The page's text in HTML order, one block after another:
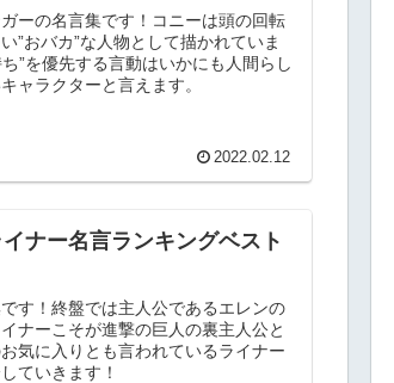
ーの名言集です！コニーは頭の回転
”おバカ”な人物として描かれていま
”を優先する言動はいかにも人間らし
ャラクターと言えます。
2022.02.12
ナー名言ランキングベスト
す！終盤では主人公であるエレンの
ナーこそが進撃の巨人の裏主人公と
気に入りとも言われているライナー
ていきます！